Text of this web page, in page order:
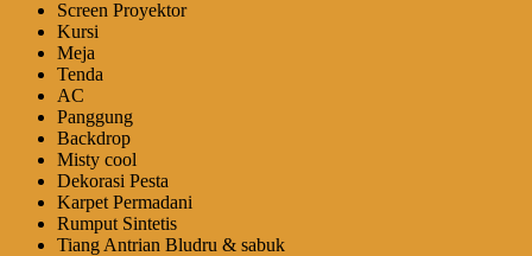
Screen Proyektor
Kursi
Meja
Tenda
AC
Panggung
Backdrop
Misty cool
Dekorasi Pesta
Karpet Permadani
Rumput Sintetis
Tiang Antrian Bludru & sabuk